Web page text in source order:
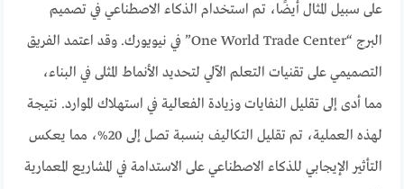
على سبيل المثال أيضًا، تم استخدام الذكاء الاصطناعي في تصميم
البرج “One World Trade Center” في نيويورك. وقد اعتمد الفريق
التصميمي على تقنيات التعلم الآلي لتحديد الأنماط المثلى في البناء،
مما أدى إلى تقليل النفايات وزيادة الفعالية في استهلاك الموارد. نتيجة
لهذه العملية، تم تقليل التكاليف بنسبة تصل إلى 20%، مما يعكس
التأثير الإيجابي للذكاء الاصطناعي على الاستدامة في المشاريع المعمارية